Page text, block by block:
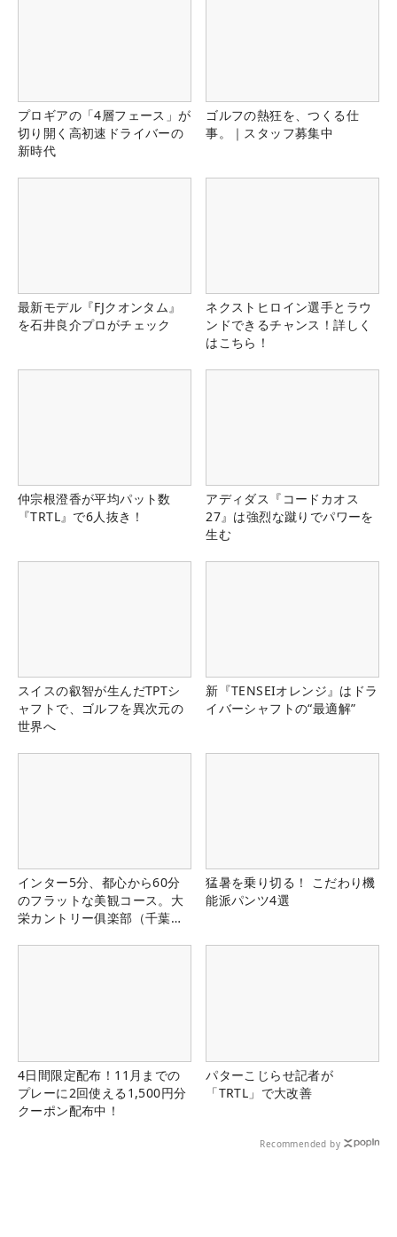
プロギアの「4層フェース」が
切り開く高初速ドライバーの
新時代
ゴルフの熱狂を、つくる仕
事。｜スタッフ募集中
最新モデル『FJクオンタム』
を石井良介プロがチェック
ネクストヒロイン選手とラウ
ンドできるチャンス！詳しく
はこちら！
仲宗根澄香が平均パット数
『TRTL』で6人抜き！
アディダス『コードカオス
27』は強烈な蹴りでパワーを
生む
スイスの叡智が生んだTPTシ
ャフトで、ゴルフを異次元の
世界へ
新『TENSEIオレンジ』はドラ
イバーシャフトの“最適解”
インター5分、都心から60分
のフラットな美観コース。大
栄カントリー俱楽部（千葉
猛暑を乗り切る！ こだわり機
能派パンツ4選
4日間限定配布！11月までの
プレーに2回使える1,500円分
クーポン配布中！
パターこじらせ記者が
「TRTL」で大改善
Recommended by